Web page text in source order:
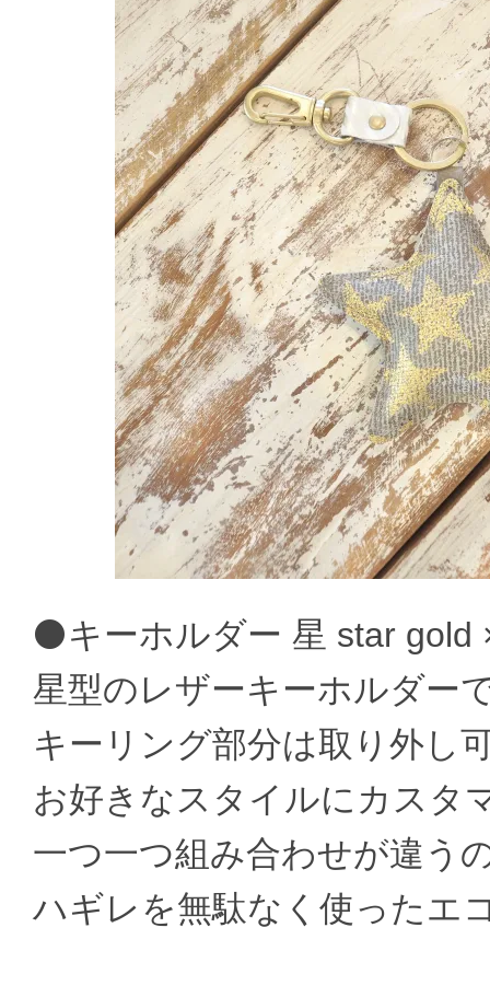
⚫キーホルダー 星 star
星型のレザーキーホルダー
キーリング部分は取り外し
お好きなスタイルにカスタ
一つ一つ組み合わせが違う
ハギレを無駄なく使ったエ